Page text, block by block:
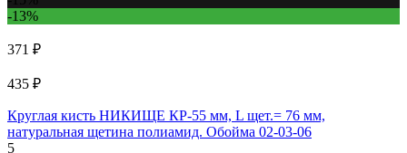
-13%
371 ₽
435 ₽
Круглая кисть НИКИЩЕ КР-55 мм, L щет.= 76 мм,
натуральная щетина полиамид. Обойма 02-03-06
5